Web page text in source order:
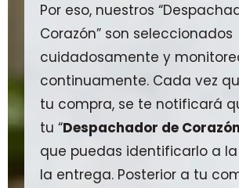
Por eso, nuestros
Corazón” son seleccionados
cuidadosamente y
continuamente. Cada vez
tu compra, se te notificará
tu “Despachador de
que puedas identificarlo a
la entrega. Posterior a tu